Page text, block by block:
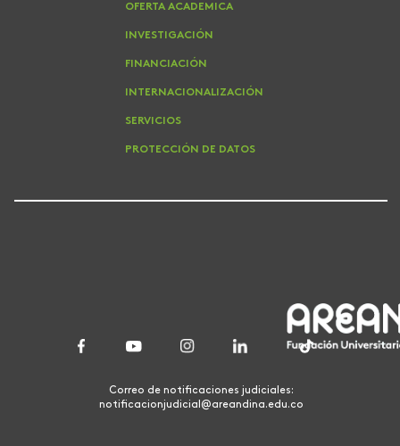
OFERTA ACADEMICA
INVESTIGACIÓN
FINANCIACIÓN
INTERNACIONALIZACIÓN
SERVICIOS
PROTECCIÓN DE DATOS
Correo de notificaciones judiciales:
notificacionjudicial@areandina.edu.co